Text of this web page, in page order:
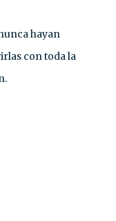
hayan
con toda la